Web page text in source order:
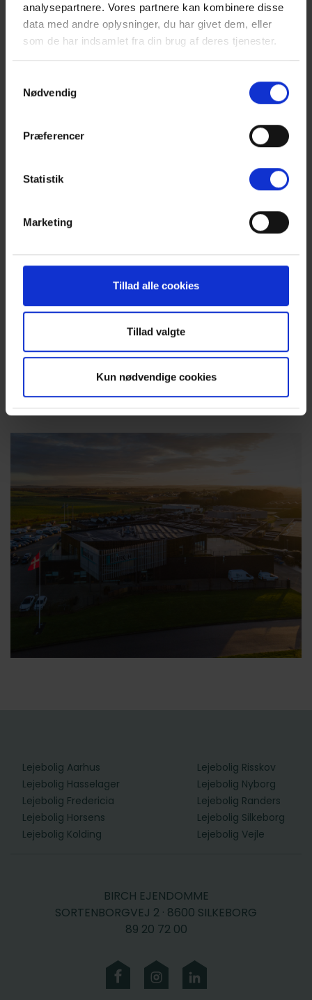
analysepartnere. Vores partnere kan kombinere disse
data med andre oplysninger, du har givet dem, eller
som de har indsamlet fra din brug af deres tjenester.
Nødvendig
Præferencer
Statistik
Marketing
Tillad alle cookies
Tillad valgte
Kun nødvendige cookies
Læs mere på sidenSponsorater
Udover lokale tiltag støtter vi også større
indsamlinger. Her kan bl.a. nævnes Kræftens
Lejebolig Aarhus
Lejebolig Hasselager
Lejebolig Fredericia
Lejebolig Horsens
Lejebolig Kolding
Lejebolig Risskov
Lejebolig Nyborg
Lejebolig Randers
Lejebolig Silkeborg
Lejebolig Vejle
BIRCH EJENDOMME
SORTENBORGVEJ 2 · 8600 SILKEBORG
89 20 72 00